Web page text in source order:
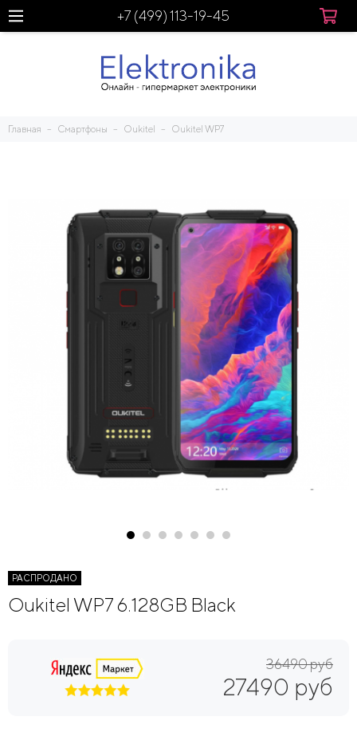
+7 (499) 113-19-45
Главная Смартфоны Oukitel Oukitel WP7
РАСПРОДАНО
Oukitel WP7 6.128GB Black
36490 руб
27490 руб